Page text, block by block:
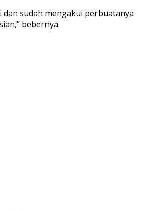
dan sudah mengakui perbuatanya
bebernya.